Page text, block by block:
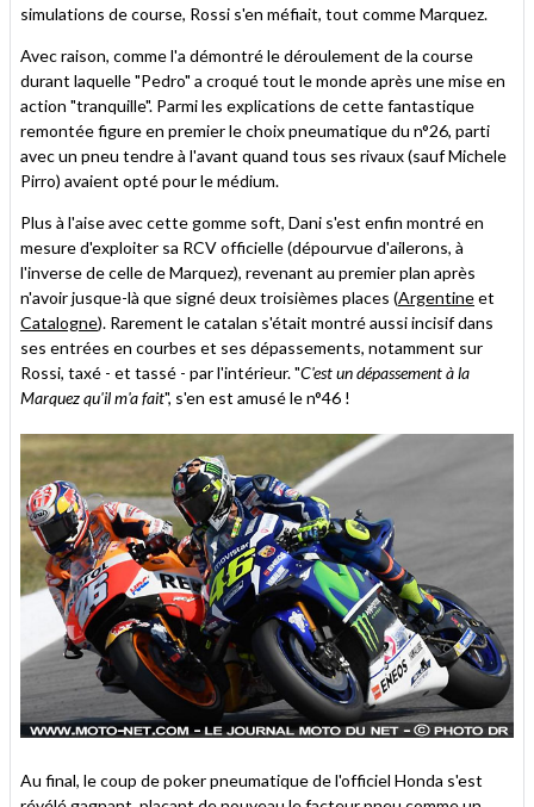
simulations de course, Rossi s'en méfiait, tout comme Marquez.
Avec raison, comme l'a démontré le déroulement de la course
durant laquelle "Pedro" a croqué tout le monde après une mise en
action "tranquille". Parmi les explications de cette fantastique
remontée figure en premier le choix pneumatique du n°26, parti
avec un pneu tendre à l'avant quand tous ses rivaux (sauf Michele
Pirro) avaient opté pour le médium.
Plus à l'aise avec cette gomme soft, Dani s'est enfin montré en
mesure d'exploiter sa RCV officielle (dépourvue d'ailerons, à
l'inverse de celle de Marquez), revenant au premier plan après
n'avoir jusque-là que signé deux troisièmes places (Argentineet
Catalogne). Rarement le catalan s'était montré aussi incisif dans
ses entrées en courbes et ses dépassements, notamment sur
Rossi, taxé - et tassé - par l'intérieur. "C'est un dépassement à la
Marquez qu'il m'a fait", s'en est amusé le n°46 !
Au final, le coup de poker pneumatique de l'officiel Honda s'est